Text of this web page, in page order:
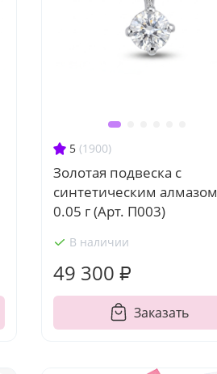
5 (1900)
Золотая подвеска с
синтетическим алмазом
0.05 г (Арт. П003)
В наличии
49 300 ₽
Заказать